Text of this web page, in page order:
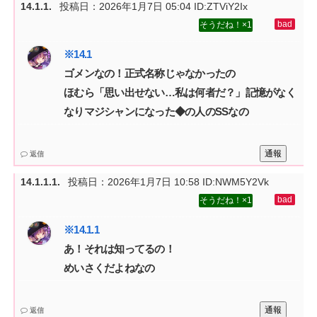
投稿日：2026年1月7日 05:04 ID:ZTViY2Ix
1
ゴメンなの！正式名称じゃなかったの‌
ほむら「思い出せない…私は何者だ？」記憶がなく
なりマジシャンになった◆の人のSSなの
通報
返信
投稿日：2026年1月7日 10:58 ID:NWM5Y2Vk
1
あ！それは知ってるの！‌
めいさくだよねなの
通報
返信